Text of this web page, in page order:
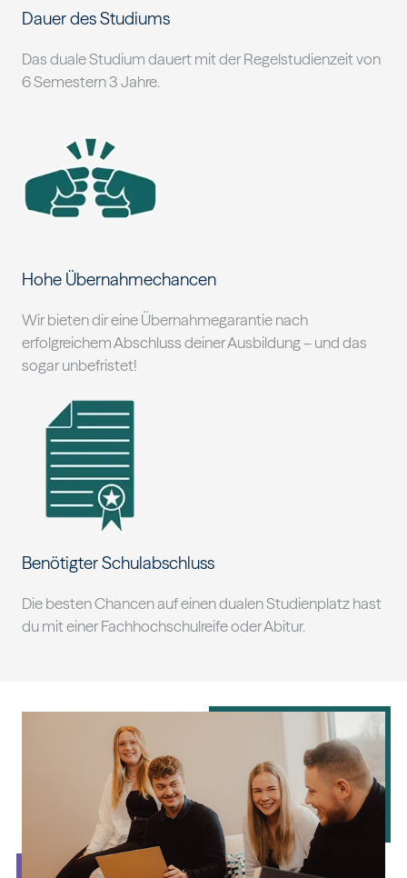
Dauer des Studiums
Das duale Studium dauert mit der Regelstudienzeit von
6 Semestern 3 Jahre.
Hohe Übernahmechancen
Wir bieten dir eine Übernahmegarantie nach
erfolgreichem Abschluss deiner Ausbildung – und das
sogar unbefristet!
Benötigter Schulabschluss
Die besten Chancen auf einen dualen Studienplatz hast
du mit einer Fachhochschulreife oder Abitur.